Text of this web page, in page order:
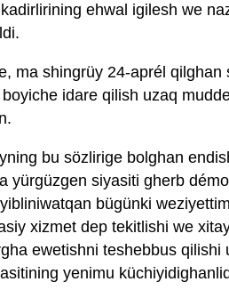
ehwal igilesh we
ma shingrüy 24-aprél qilghan
idare qilish uzaq
bu sözlirige bolghan
yürgüzgen siyasiti gherb
bügünki
xizmet dep tekitlishi we
ewetishni teshebbus qilishi
yenimu